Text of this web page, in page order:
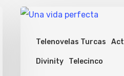
Telenovelas Turcas
Divinity Telecinco